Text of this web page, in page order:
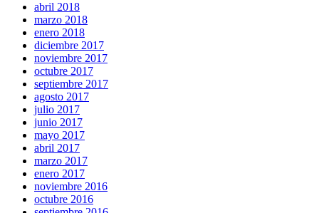
abril 2018
marzo 2018
enero 2018
diciembre 2017
noviembre 2017
octubre 2017
septiembre 2017
agosto 2017
julio 2017
junio 2017
mayo 2017
abril 2017
marzo 2017
enero 2017
noviembre 2016
octubre 2016